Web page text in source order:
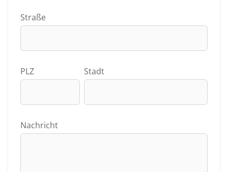
Straße
PLZ Stadt
Nachricht